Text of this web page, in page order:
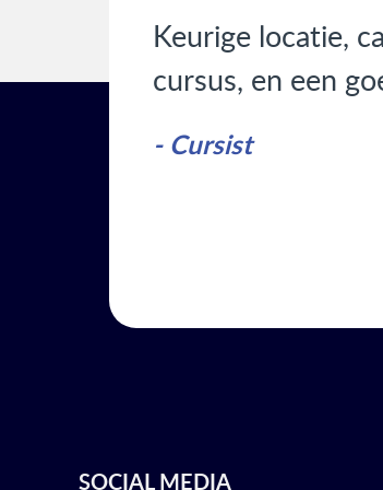
Keurige locatie,
cursus, en een
- Cursist
SOCIAL MEDIA